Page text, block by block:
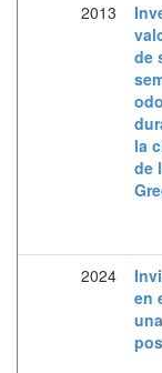
2013
de
la
de
2024
en